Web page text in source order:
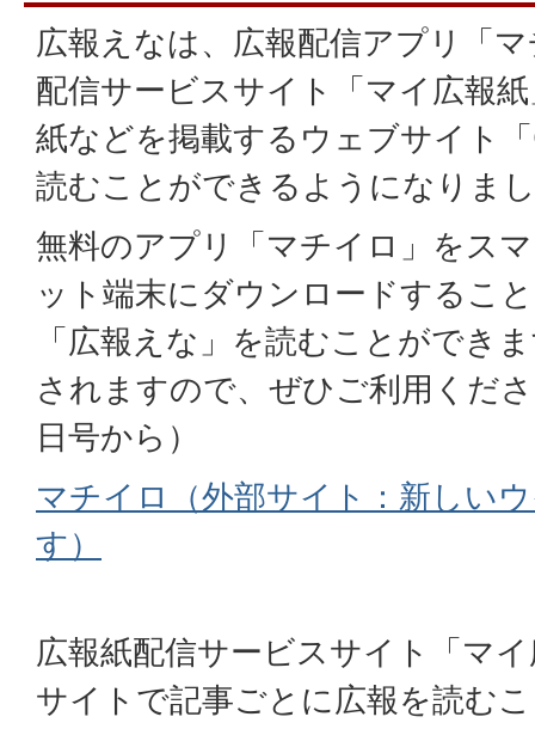
広報えなは、広報配信アプリ「
配信サービスサイト「マイ広報
紙などを掲載するウェブサイト
読むことができるようになりま
無料のアプリ「マチイロ」をス
ット端末にダウンロードするこ
「広報えな」を読むことができ
されますので、ぜひご利用くだ
日号から）
マチイロ（外部サイト：新しい
す）
広報紙配信サービスサイト「マ
サイトで記事ごとに広報を読む